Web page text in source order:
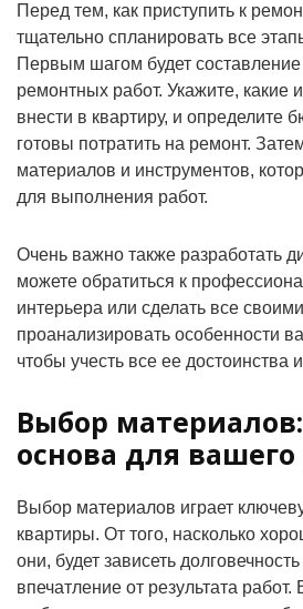
Перед тем, как приступить к
тщательно спланировать все
Первым шагом будет составление
ремонтных работ. Укажите, какие
внести в квартиру, и определите
готовы потратить на ремонт.
материалов и инструментов,
для выполнения работ.
Очень важно также разработать
можете обратиться к
интерьера или сделать все
проанализировать особенности
чтобы учесть все ее достоинства
Выбор
основа для
Выбор материалов играет
квартиры. От того, насколько
они, будет зависеть
впечатление от результата работ.